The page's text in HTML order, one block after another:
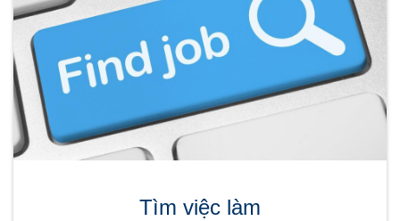
Tìm việc làm